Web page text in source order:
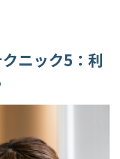
ニック5：利